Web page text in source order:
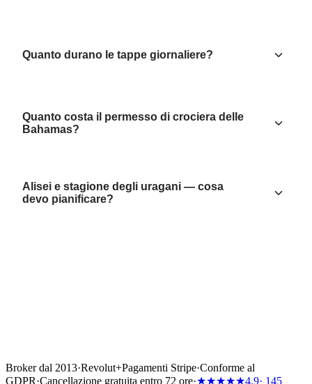
Quanto durano le tappe giornaliere?
Quanto costa il permesso di crociera delle
Bahamas?
Alisei e stagione degli uragani — cosa
devo pianificare?
Broker dal 2013·Revolut+Pagamenti Stripe·Conforme al
GDPR·Cancellazione gratuita entro 72 ore·★★★★★4.9· 145